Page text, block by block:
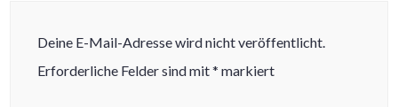
Deine E-Mail-Adresse wird nicht veröffentlicht.
Erforderliche Felder sind mit* markiert